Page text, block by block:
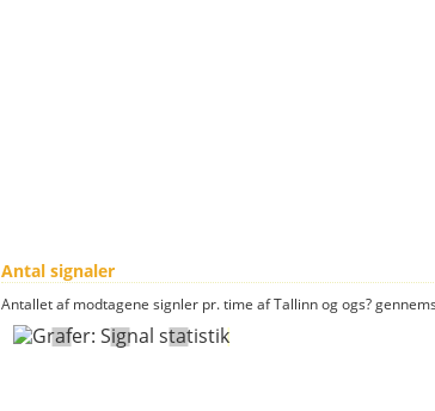
Antal signaler
Antallet af modtagene signler pr. time af Tallinn og ogs?